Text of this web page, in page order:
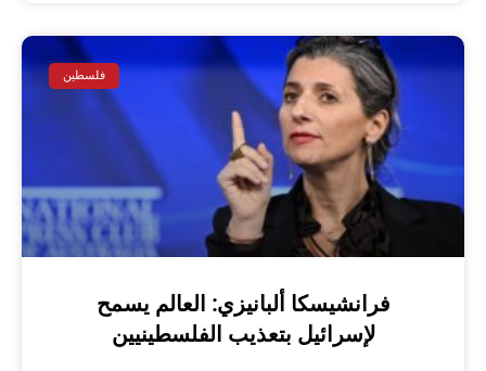
فلسطين
فرانشيسكا ألبانيزي: العالم يسمح
لإسرائيل بتعذيب الفلسطينيين